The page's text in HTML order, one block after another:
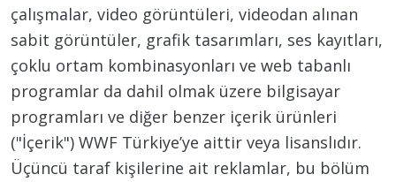
çalışmalar, video görüntüleri, videodan alınan
sabit görüntüler, grafik tasarımları, ses kayıtları,
çoklu ortam kombinasyonları ve web tabanlı
programlar da dahil olmak üzere bilgisayar
programları ve diğer benzer içerik ürünleri
("İçerik") WWF Türkiye’ye aittir veya lisanslıdır.
Üçüncü taraf kişilerine ait reklamlar, bu bölüm